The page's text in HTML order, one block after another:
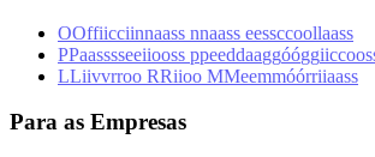
OOffiicciinnaass nnaass eessccoollaass
PPaasssseeiiooss ppeeddaaggóóggiiccoos
LLiivvrroo RRiioo MMeemmóórriiaass
Para as Empresas